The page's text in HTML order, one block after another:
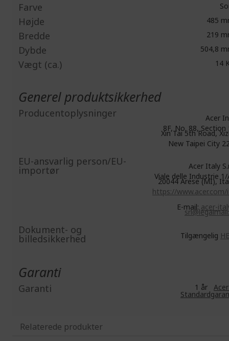
Farve
Højde 485
Bredde 219
Dybde 504,8
Vægt (ca.) 14
Generel produktsikkerhed
Producentoplysninger
Acer
8F, No. 88, Section
Xin Tai 5th Road,
New Taipei City
EU-ansvarlig person/EU-
importør
Acer Italy
Viale delle Industrie 1/
20044 Arese (MI),
https://
E-mail:acer-
Dokument- og
billedsikkerhed Tilgængelig
Garanti
Garanti 1 år
Relaterede produkter